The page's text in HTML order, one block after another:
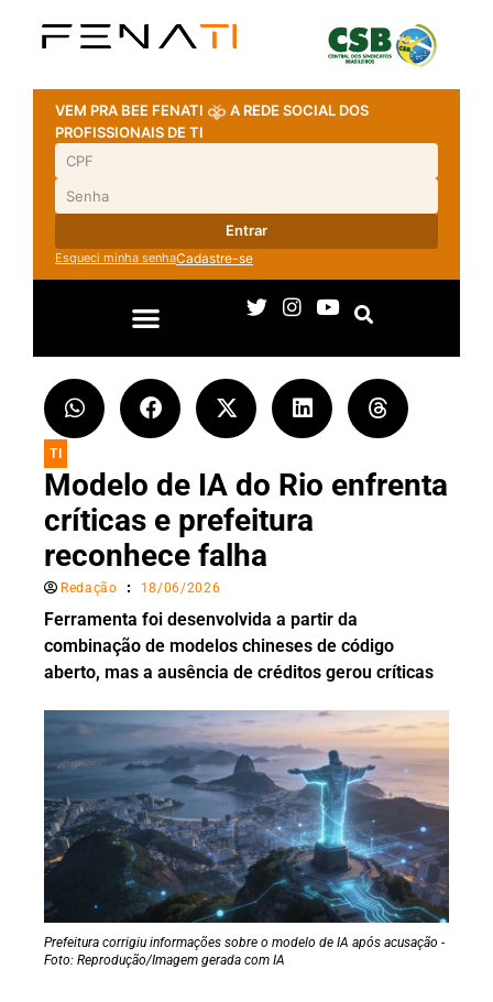
VEM PRA BEE FENATI
A REDE SOCIAL DOS
PROFISSIONAIS DE TI
Entrar
Esqueci minha senhaCadastre-se
TI
Modelo de IA do Rio enfrenta
críticas e prefeitura
reconhece falha
Redação 18/06/2026
Ferramenta foi desenvolvida a partir da
combinação de modelos chineses de código
aberto, mas a ausência de créditos gerou críticas
Prefeitura corrigiu informações sobre o modelo de IA após acusação -
Foto: Reprodução/Imagem gerada com IA